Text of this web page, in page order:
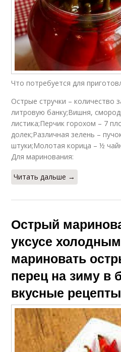
Что потребуется для
Острые стручки – количество
литровую банку;Вишня,
листика;Перчик горохом – 7
долек;Различная зелень –
штуки;Молотая корица – ½
Для маринования:
Читать дальше →
Острый
уксусе
мариновать
перец на зиму в
вкусные рецепты